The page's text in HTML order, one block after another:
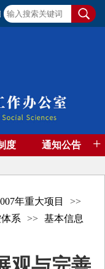
度 通知公告 +
年重大项目
>>
系
>> 基本信息